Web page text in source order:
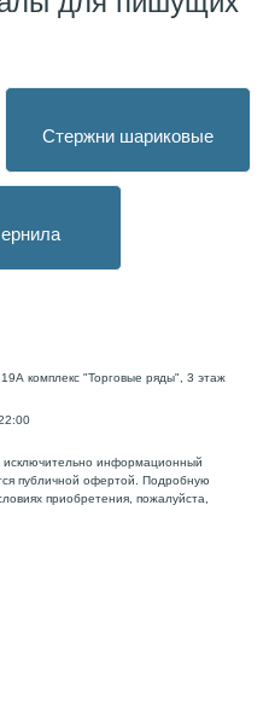
Стержни шариковые
комплекс "Торговые ряды", 3 этаж
информационный
публичной офертой. Подробную
приобретения, пожалуйста,